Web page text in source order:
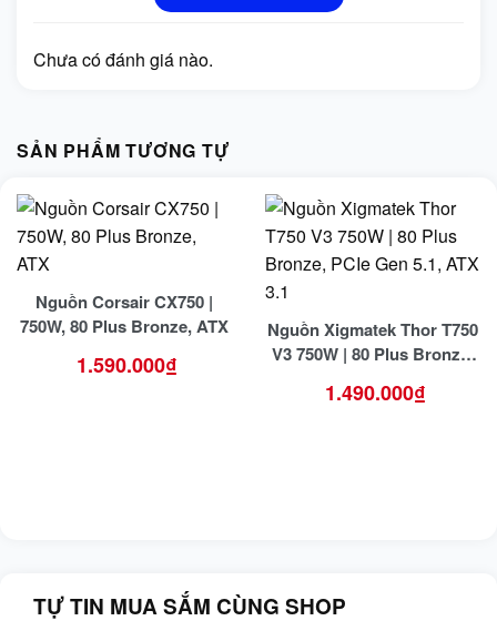
Chưa có đánh giá nào.
SẢN PHẨM TƯƠNG TỰ
Nguồn Corsair CX750 |
750W, 80 Plus Bronze, ATX
1.590.000₫
Nguồn Xigmatek Thor T750
V3 750W | 80 Plus Bronze,
1.490.000₫
TỰ TIN MUA SẮM CÙNG SHOP